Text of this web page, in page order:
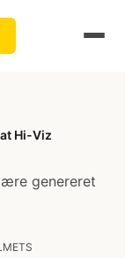
Hi-Viz
genereret